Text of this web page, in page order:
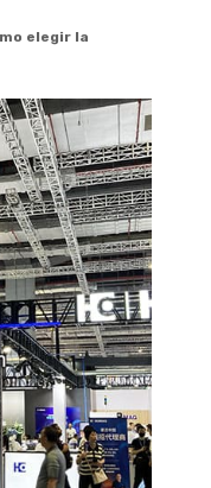
elegir la